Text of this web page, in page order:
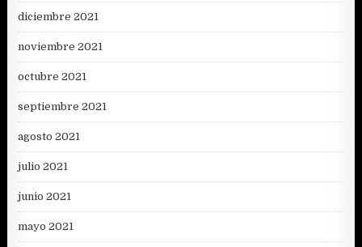
diciembre 2021
noviembre 2021
octubre 2021
septiembre 2021
agosto 2021
julio 2021
junio 2021
mayo 2021